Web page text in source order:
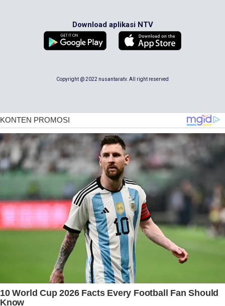
Download aplikasi NTV
Copyright @ 2022 nusantaratv. All right reserved